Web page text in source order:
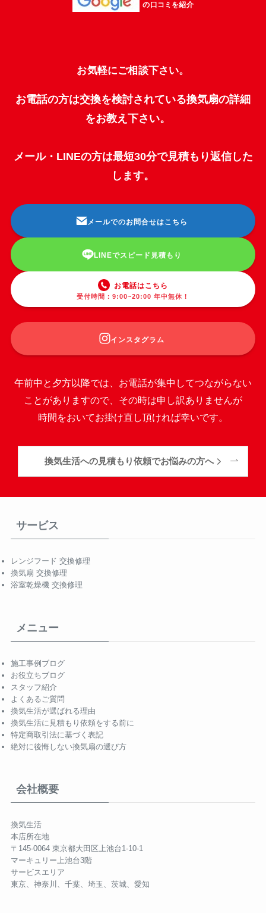
の口コミを紹介
お気軽にご相談下さい。
お電話の方は交換を検討されている換気扇の詳細
をお教え下さい。
メール・LINEの方は最短30分で見積もり返信した
します。
メールでのお問合せはこちら
LINEでスピード見積もり
お電話はこちら
受付時間：9:00~20:00 年中無休！
インスタグラム
午前中と夕方以降では、お電話が集中してつながらない
ことがありますので、その時は申し訳ありませんが
時間をおいてお掛け直し頂ければ幸いです。
換気生活への見積もり依頼でお悩みの方へ
サービス
レンジフード 交換修理
換気扇 交換修理
浴室乾燥機 交換修理
メニュー
施工事例ブログ
お役立ちブログ
スタッフ紹介
よくあるご質問
換気生活が選ばれる理由
換気生活に見積もり依頼をする前に
特定商取引法に基づく表記
絶対に後悔しない換気扇の選び方
会社概要
換気生活
本店所在地
〒145-0064 東京都大田区上池台1-10-1
マーキュリー上池台3階
サービスエリア
東京、神奈川、千葉、埼玉、茨城、愛知